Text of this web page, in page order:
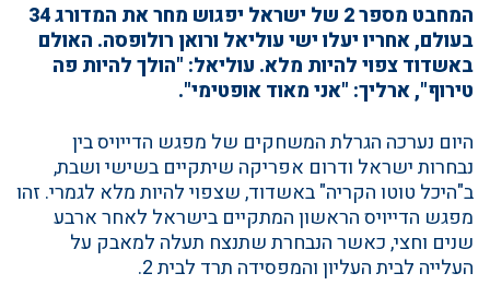
המחבט מספר 2 של ישראל יפגוש מחר את המדורג 34
בעולם, אחריו יעלו ישי עוליאל ורואן רולופסה. האולם
באשדוד צפוי להיות מלא. עוליאל: "הולך להיות פה
טירוף", ארליך: "אני מאוד אופטימי".
היום נערכה הגרלת המשחקים של מפגש הדייויס בין
נבחרות ישראל ודרום אפריקה שיתקיים בשישי ושבת,
ב"היכל טוטו הקריה" באשדוד, שצפוי להיות מלא לגמרי. זהו
מפגש הדייויס הראשון המתקיים בישראל לאחר ארבע
שנים וחצי, כאשר הנבחרת שתנצח תעלה למאבק על
העלייה לבית העליון והמפסידה תרד לבית 2.